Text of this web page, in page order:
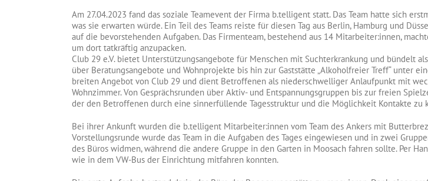
Am 27.04.2023 fand das soziale Teamevent der Firma b.telligent statt. Das Team hatte sich
was sie erwarten würde. Ein Teil des Teams reiste für diesen Tag aus Berlin, Hamburg und
auf die bevorstehenden Aufgaben. Das Firmenteam, bestehend aus 14 Mitarbeiter:innen,
um dort tatkräftig anzupacken.
Club 29 e.V. bietet Unterstützungsangebote für Menschen mit Suchterkrankung und bündelt
über Beratungsangebote und Wohnprojekte bis hin zur Gaststätte „Alkoholfreier Treff“ unter
breiten Angebot von Club 29 und dient Betroffenen als niederschwelliger Anlaufpunkt mit
Wohnzimmer. Von Gesprächsrunden über Aktiv- und Entspannungsgruppen bis zur freien
der den Betroffenen durch eine sinnerfüllende Tagesstruktur und die Möglichkeit Kontakte zu
Bei ihrer Ankunft wurden die b.telligent Mitarbeiter:innen vom Team des Ankers mit
Vorstellungsrunde wurde das Team in die Aufgaben des Tages eingewiesen und in zwei
des Büros widmen, während die andere Gruppe in den Garten in Moosach fahren sollte. Per
wie in dem VW-Bus der Einrichtung mitfahren konnten.